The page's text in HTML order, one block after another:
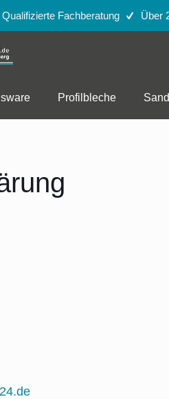
Qualifizierte Fachberatung Über
Profilbleche